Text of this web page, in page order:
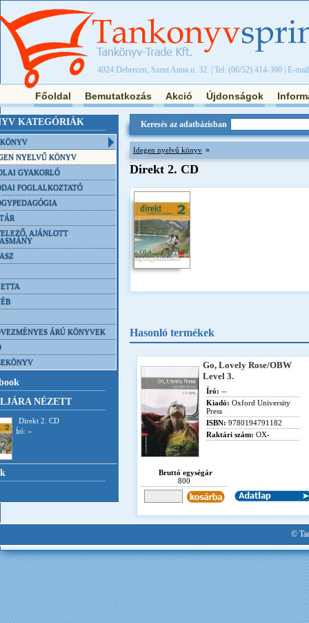
4024 Debrecen, Szent Anna u. 32. | Tel: (06/52) 414-390 | E-
Főoldal Bemutatkozás Akció Újdonságok
KATEGÓRIÁK
NYELVŰ KÖNYV
GYAKORLÓ
FOGLALKOZTATÓ
AJÁNLOTT
ÁRÚ KÖNYVEK
NÉZETT
Direkt 2. CD
Író: --
Keresés az adatbázisban
Idegen nyelvű könyv »
Direkt 2. CD
Hasonló termékek
Go, Lovely Rose/OBW
Level 3.
Író: --
Kiadó: Oxford University
Press
ISBN: 9780194791182
Raktári szám: OX-
Bruttó egységár
800
©